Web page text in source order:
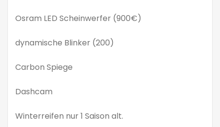
Osram LED Scheinwerfer (900€)
dynamische Blinker (200)
Carbon Spiege
Dashcam
Winterreifen nur 1 Saison alt.